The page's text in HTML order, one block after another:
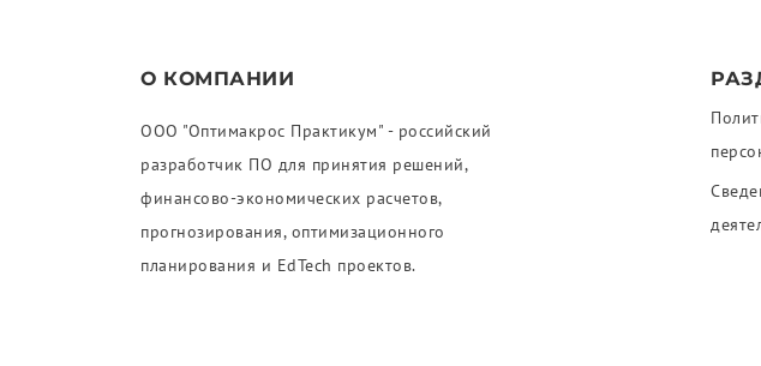
О КОМПАНИИ
ООО "Оптимакрос Практикум" - российский
разработчик ПО для принятия решений,
финансово-экономических расчетов,
прогнозирования, оптимизационного
планирования и EdTech проектов.